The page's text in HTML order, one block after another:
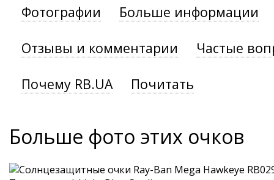
Фотографии Больше информации
Отзывы и комментарии Частые
Почему RB.UA Почитать
Больше фото этих очков